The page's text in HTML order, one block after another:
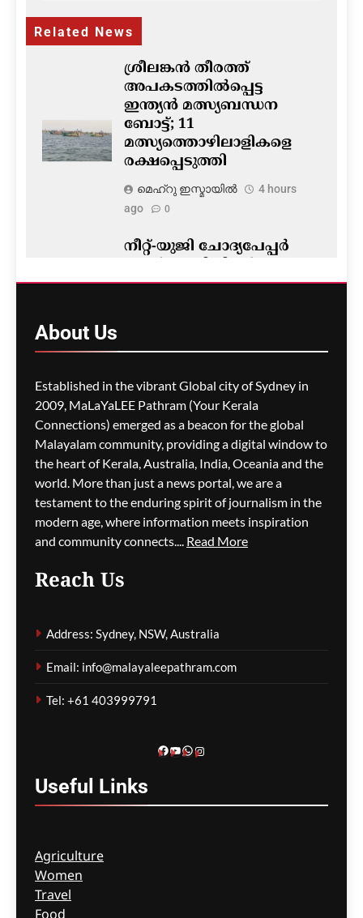
Related News
ശ്രീലങ്കൻ തീരത്ത്
അപകടത്തിൽപ്പെട്ട
ഇന്ത്യൻ മത്സ്യബന്ധന
ബോട്ട്; 11
മത്സ്യത്തൊഴിലാളികളെ
രക്ഷപ്പെടുത്തി
മെഹ്റു ഇസ്മായില്‍
4 hours
ago
0
നീറ്റ്-യുജി ചോദ്യപേപ്പർ
തെളിവുകൾ ഒഴിവാക്കാൻ
മെഹ്റു ഇസ്മായില്‍
4 hours
ago
0
മഴക്കെടുതി തുടരുന്നു; 762
വീടുകൾ തകർന്നു, മരണം
28 ആയി
മെഹ്റു ഇസ്മായില്‍
4 hours
ago
0
ട്രംപ്–ഹെഗ്‌സെത്ത്
റിപ്പോർട്ടുകൾ; വൈറ്റ്
ഹൗസ് നിഷേധിച്ചു
About Us
Established in the vibrant Global city of Sydney in
2009, MaLaYaLEE Pathram (Your Kerala
Connections) emerged as a beacon for the global
Malayalam community, providing a digital window to
the heart of Kerala, Australia, India, Oceania and the
world. More than just a news portal, we are a
testament to the enduring spirit of journalism in the
modern age, where information meets inspiration
and community connects.... Read More
Reach Us
Address: Sydney, NSW, Australia
Email: info@malayaleepathram.com
Tel: +61 403999791
Facebook
YouTube
WhatsApp
Instagram
Useful Links
Agriculture
Women
Travel